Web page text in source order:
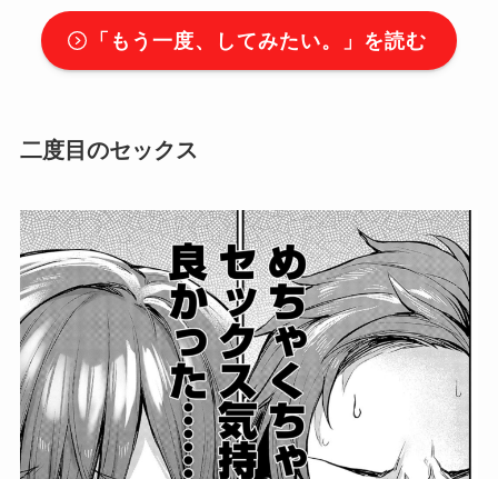
「 もう一度、してみたい。 」を読む
二度目のセックス